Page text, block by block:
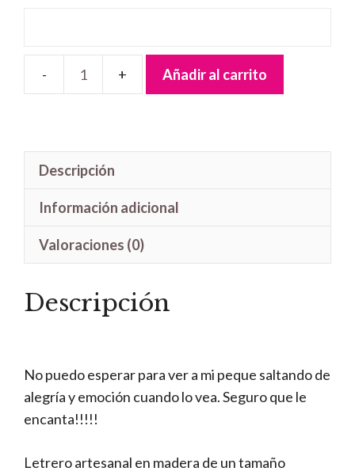
Letrero
cantidad
Añadir al carrito
Descripción
Información adicional
Valoraciones (0)
Descripción
No puedo esperar para ver a mi peque saltando de
alegría y emoción cuando lo vea. Seguro que le
encanta!!!!!
Letrero artesanal en madera de un tamaño